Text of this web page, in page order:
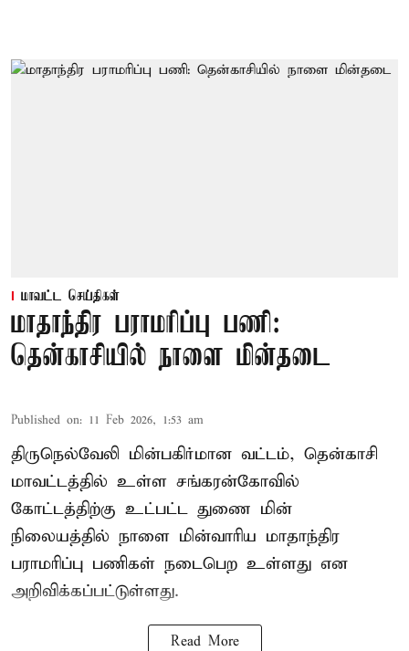
மாவட்ட செய்திகள்
மாதாந்திர பராமரிப்பு பணி:
தென்காசியில் நாளை மின்தடை
Published on: 11 Feb 2026, 1:53 am
திருநெல்வேலி மின்பகிர்மான வட்டம், தென்காசி
மாவட்டத்தில் உள்ள சங்கரன்கோவில்
கோட்டத்திற்கு உட்பட்ட துணை மின்
நிலையத்தில் நாளை மின்வாரிய மாதாந்திர
பராமரிப்பு பணிகள் நடைபெற உள்ளது என
அறிவிக்கப்பட்டுள்ளது.
Read More